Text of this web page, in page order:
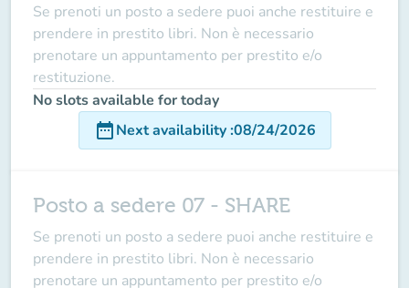
Se prenoti un posto a sedere puoi anche restituire e
prendere in prestito libri. Non è necessario
prenotare un appuntamento per prestito e/o
restituzione.
No slots available for today
date_rangeNext availability:08/24/2026
Posto a sedere 07 - SHARE
Se prenoti un posto a sedere puoi anche restituire e
prendere in prestito libri. Non è necessario
prenotare un appuntamento per prestito e/o